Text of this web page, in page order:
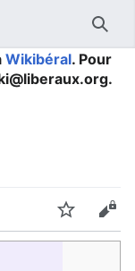
Wikibéral. Pour
Suivre